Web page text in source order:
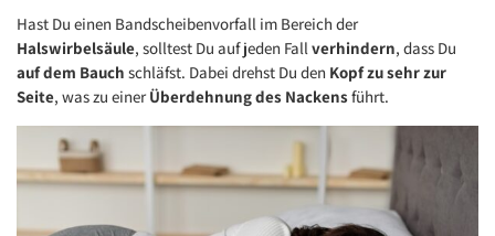
Hast Du einen Bandscheibenvorfall im Bereich der
Halswirbelsäule, solltest Du auf jeden Fallverhindern, dass Du
auf dem Bauch schläfst. Dabei drehst Du den Kopf zu sehr zur
Seite, was zu einer Überdehnung des Nackensführt.